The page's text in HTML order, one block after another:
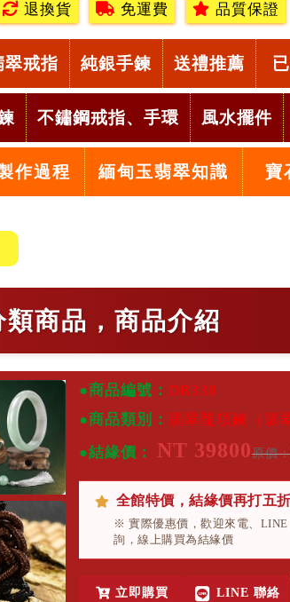
退換貨 免運費 品質保證
翠戒指 純銀手鍊 送禮推薦
不鏽鋼戒指、手環 風水擺件
作過程 緬甸玉翡翠知識 寶
商品，商品介紹
●商品編號： DR338
●商品類別： 翡翠龍項鍊（翡
●結緣價：
NT 39800原價
全館特價，結緣價再打五
※ 實際優惠價，歡迎來電、
詢，線上購買為結緣價
立即購買 LINE 聯絡